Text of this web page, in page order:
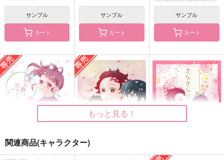
そして、連理の枝とな
る
牛タンライブ
1,572円 （税込）
エラン（強化人士5号）×ノレア
サンプル
作品詳細
ある少年の終わり
ハムとテリア
315 円（税込）
エラン（強化人士5号）×ノレア
サンプル
茨の谷シンドローム
純喫茶
1,500円 （税込）
ロロ×女監督生
サンプル
竈門禰豆子
サンプル
カート
サンプル
カート
サンプル
カート
もっと見る！
関連商品(キャラクター)